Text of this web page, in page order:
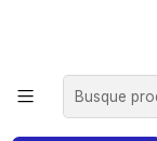
MEDALLA